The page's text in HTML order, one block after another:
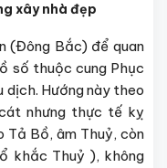
xây nhà đẹp
(Đông Bắc) để quan
số thuộc cung Phục
dịch. Hướng này theo
nhưng thực tế kỵ
Tả Bồ, âm Thuỷ, còn
khắc Thuỷ ), không